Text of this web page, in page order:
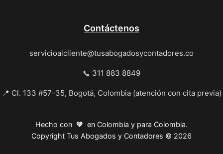
Contáctenos
servicioalcliente@tusabogadosycontadores.co
📞 311 883 8849
📍 Cl. 133 #57-35, Bogotá, Colombia (atención con cita previa)
Hecho con 🧡 en Colombia y para Colombia.
Copyright Tus Abogados y Contadores © 2026